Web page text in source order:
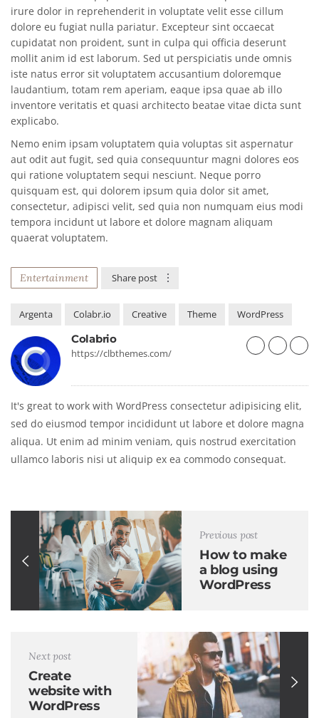
irure dolor in reprehenderit in voluptate velit esse cillum
dolore eu fugiat nulla pariatur. Excepteur sint occaecat
cupidatat non proident, sunt in culpa qui officia deserunt
mollit anim id est laborum. Sed ut perspiciatis unde omnis
iste natus error sit voluptatem accusantium doloremque
laudantium, totam rem aperiam, eaque ipsa quae ab illo
inventore veritatis et quasi architecto beatae vitae dicta sunt
explicabo.
Nemo enim ipsam voluptatem quia voluptas sit aspernatur
aut odit aut fugit, sed quia consequuntur magni dolores eos
qui ratione voluptatem sequi nesciunt. Neque porro
quisquam est, qui dolorem ipsum quia dolor sit amet,
consectetur, adipisci velit, sed quia non numquam eius modi
tempora incidunt ut labore et dolore magnam aliquam
quaerat voluptatem.
Entertainment Share post
Argenta Colabr.io Creative Theme WordPress
Colabrio
https://clbthemes.com/
It's great to work with WordPress consectetur adipisicing elit,
sed do eiusmod tempor incididunt ut labore et dolore magna
aliqua. Ut enim ad minim veniam, quis nostrud exercitation
ullamco laboris nisi ut aliquip ex ea commodo consequat.
Previous post
How to make
a blog using
WordPress
Next post
Create
website with
WordPress